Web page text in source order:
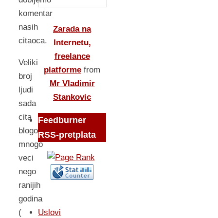
komentar
nasih
citaoca.
Veliki
broj
ljudi
sada
cita
blogove,
mnogo
veci
nego
ranijih
godina
(
Zarada na
Internetu,
freelance
platforme from
Mr Vladimir
Stankovic
Feedburner
RSS-pretplata
Uslovi